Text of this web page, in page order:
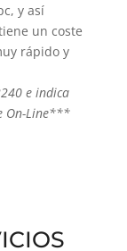
y así
un coste
rápido y
e indica
On-Line***